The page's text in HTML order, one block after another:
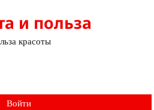
и польза
красоты
Войти